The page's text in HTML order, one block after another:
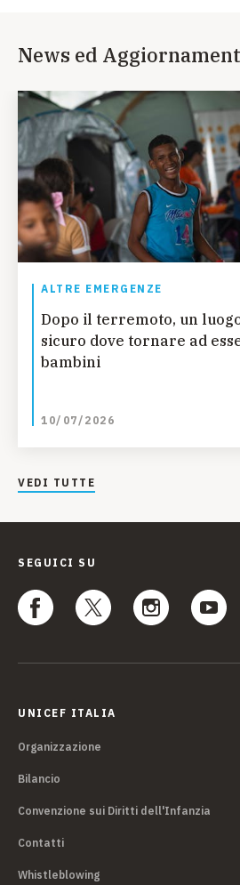
News ed
ALTRE EMERGENZE
Dopo il terremoto, un
sicuro dove tornare ad
bambini
10/07/2026
VEDI TUTTE
SEGUICI SU
UNICEF ITALIA
Organizzazione
Bilancio
Convenzione sui Diritti dell'Infanzia
Contatti
Whistleblowing